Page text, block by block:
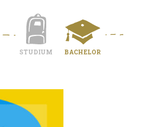
STUDIUM BACHELOR